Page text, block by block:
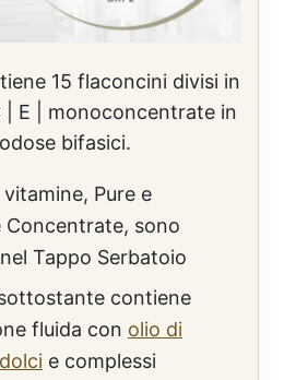
15 flaconcini divisi in
| E | monoconcentrate in
bifasici.
Pure e
Concentrate, sono
Tappo Serbatoio
contiene
fluida con olio di
e complessi